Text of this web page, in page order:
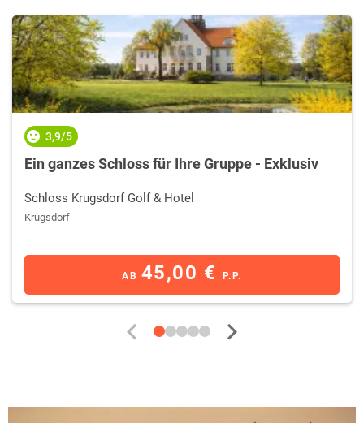
3,9/5
Ein ganzes Schloss für Ihre Gruppe - Exklusiv
Schloss Krugsdorf Golf & Hotel
Krugsdorf
AB 45,00 € P.P.